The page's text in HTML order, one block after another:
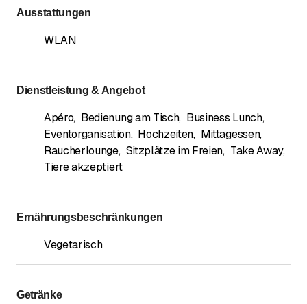
Ausstattungen
WLAN
Dienstleistung & Angebot
Apéro, Bedienung am Tisch, Business Lunch,
Eventorganisation, Hochzeiten, Mittagessen,
Raucherlounge, Sitzplätze im Freien, Take Away,
Tiere akzeptiert
Ernährungsbeschränkungen
Vegetarisch
Getränke